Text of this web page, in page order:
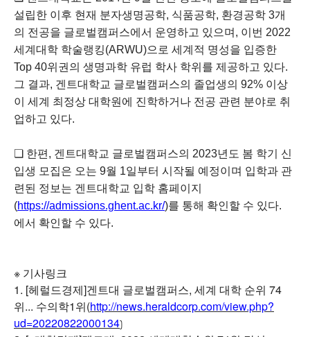
설립한 이후 현재 분자생명공학, 식품공학, 환경공학 3개
의 전공을 글로벌캠퍼스에서 운영하고 있으며, 이번 2022
세계대학 학술랭킹(ARWU)으로 세계적 명성을 입증한
Top 40위권의 생명과학 유럽 학사 학위를 제공하고 있다.
그 결과, 겐트대학교 글로벌캠퍼스의 졸업생의 92% 이상
이 세계 최정상 대학원에 진학하거나 전공 관련 분야로 취
업하고 있다.
❏ 한편, 겐트대학교 글로벌캠퍼스의 2023년도 봄 학기 신
입생 모집은 오는 9월 1일부터 시작될 예정이며 입학과 관
련된 정보는 겐트대학교 입학 홈페이지
(https://admissions.ghent.ac.kr/)를 통해 확인할 수 있다.
에서 확인할 수 있다.
※ 기사링크
1. [헤럴드경제]겐트대 글로벌캠퍼스, 세계 대학 순위 74
위... 수의학1위(http://news.heraldcorp.com/view.php?
ud=20220822000134)